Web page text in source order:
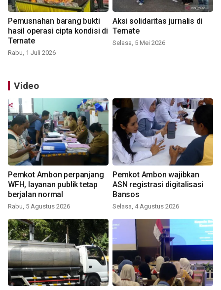
Pemusnahan barang bukti
hasil operasi cipta kondisi di
Ternate
Rabu, 1 Juli 2026
Aksi solidaritas jurnalis di
Ternate
Selasa, 5 Mei 2026
Video
Pemkot Ambon perpanjang
WFH, layanan publik tetap
berjalan normal
Rabu, 5 Agustus 2026
Pemkot Ambon wajibkan
ASN registrasi digitalisasi
Bansos
Selasa, 4 Agustus 2026